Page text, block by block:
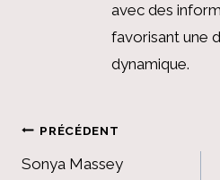
avec des
favorisant une
dynamique.
Navigation
PRÉCÉDENT
Sonya Massey